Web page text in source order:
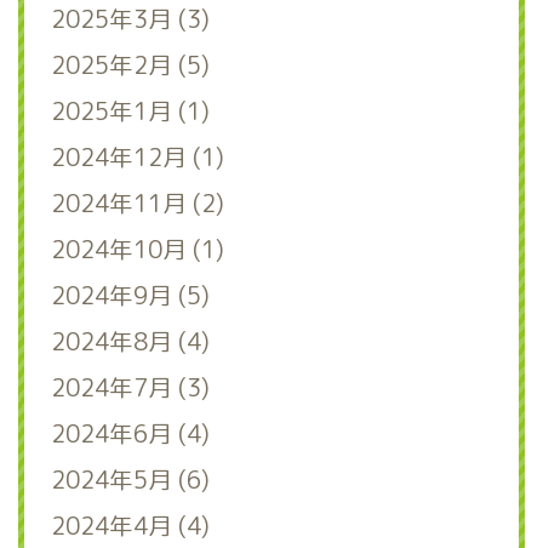
2025年3月 (3)
2025年2月 (5)
2025年1月 (1)
2024年12月 (1)
2024年11月 (2)
2024年10月 (1)
2024年9月 (5)
2024年8月 (4)
2024年7月 (3)
2024年6月 (4)
2024年5月 (6)
2024年4月 (4)